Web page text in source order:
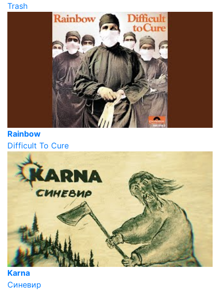
Trash
Rainbow
Difficult To Cure
Karna
Синевир